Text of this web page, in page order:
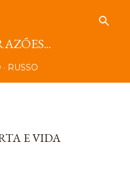
RUSSO
E VIDA